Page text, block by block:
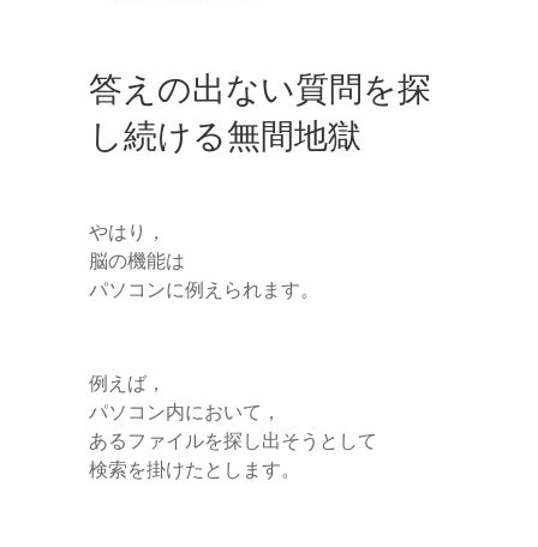
答えの出ない質問を探
し続ける無間地獄
やはり，
脳の機能は
パソコンに例えられます。
例えば，
パソコン内において，
あるファイルを探し出そうとして
検索を掛けたとします。